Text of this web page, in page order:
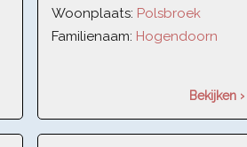
Woonplaats: Polsbroek
Familienaam: Hogendoorn
Bekijken ›